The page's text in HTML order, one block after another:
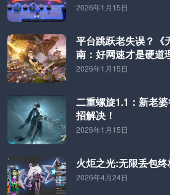
2026年1月15日
平台跳跃老失误？《
南：好网速才是硬道
2026年1月15日
二重螺旋1.1：新老
招解决！
2026年1月15日
火炬之光:无限丢包
2026年4月24日